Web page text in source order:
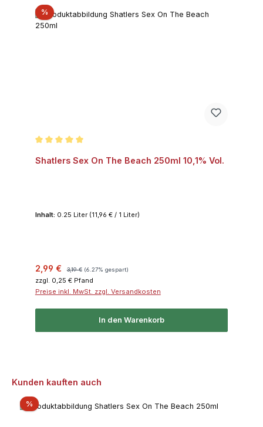
%Rabatt
Shatlers Sex On The Beach 250ml 10,1% Vol.
Inhalt: 0.25 Liter (11,96 € / 1 Liter)
Verkaufspreis:
2,99 € 3,19 € (6.27% gespart)
zzgl. 0,25 € Pfand
Preise inkl. MwSt. zzgl. Versandkosten
In den Warenkorb
Produktgalerie überspringen
Kunden kauften auch
%Rabatt